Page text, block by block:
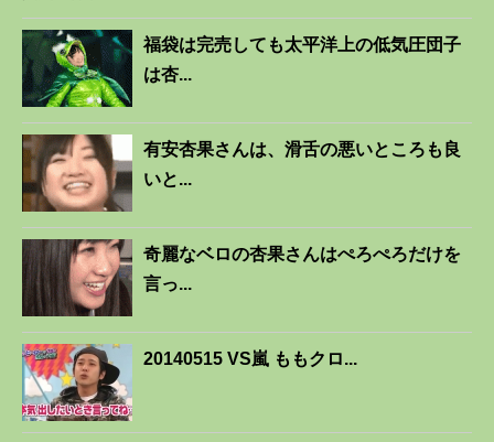
福袋は完売しても太平洋上の低気圧団子
は杏...
有安杏果さんは、滑舌の悪いところも良
いと...
奇麗なベロの杏果さんはぺろぺろだけを
言っ...
20140515 VS嵐 ももクロ...